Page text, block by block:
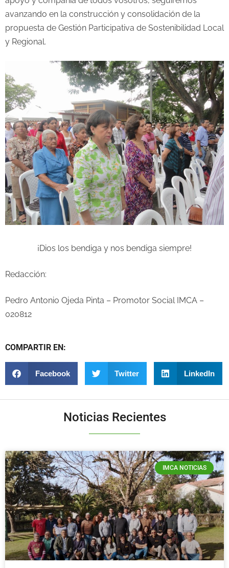
avanzando en la construcción y consolidación de la
propuesta de Gestión Participativa de Sostenibilidad Local
y Regional.
¡Dios los bendiga y nos bendiga siempre!
Redacción:
Pedro Antonio Ojeda Pinta – Promotor Social IMCA –
020812
COMPARTIR EN:
Facebook Twitter LinkedIn
Noticias Recientes
IMCA NOTICIAS